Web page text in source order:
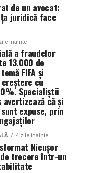
de un avocat:
juridică face
inainte
a fraudelor
13.000 de
FIFA și
cu
Specialiștii
avertizează că și
expuse, prin
4 zile inainte
Nicușor
trecere într-un